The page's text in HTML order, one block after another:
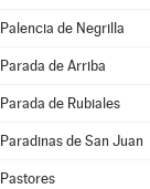
Palencia de Negrilla
Parada de Arriba
Parada de Rubiales
Paradinas de San Juan
Pastores